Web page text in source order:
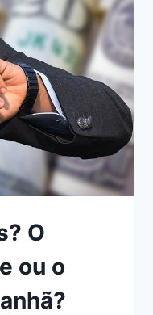
O
ou o